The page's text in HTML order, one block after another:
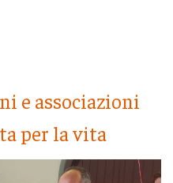
e associazioni
per la vita